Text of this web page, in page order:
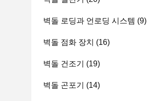
벽돌 로딩과 언로딩 시스템 (9)
벽돌 점화 장치 (16)
벽돌 건조기 (19)
벽돌 곤포기 (14)